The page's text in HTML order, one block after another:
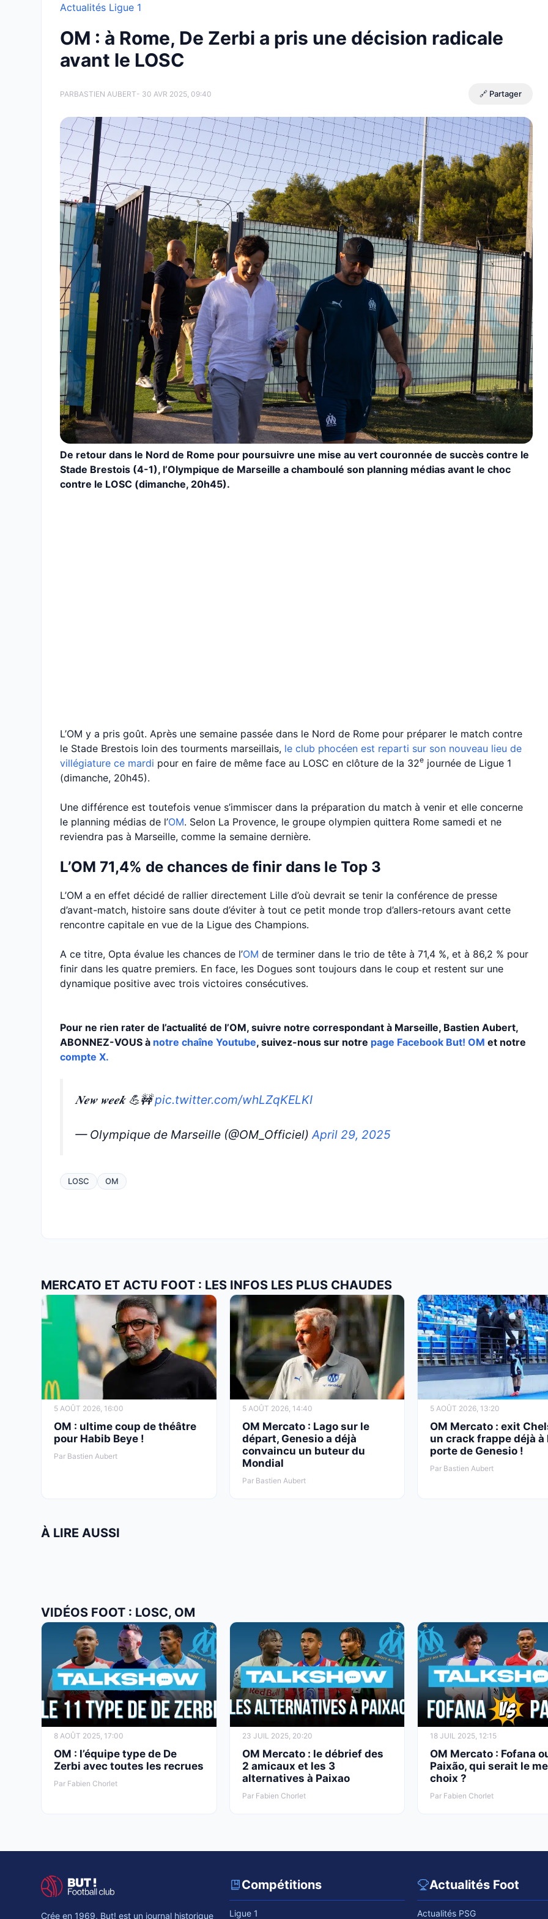
Actualités Ligue 1
OM : à Rome, De Zerbi a pris une décision radicale
avant le LOSC
PARBASTIEN AUBERT- 30 AVR 2025, 09:40 🔗 Partager
De retour dans le Nord de Rome pour poursuivre une mise au vert couronnée de succès contre le
Stade Brestois (4-1), l’Olympique de Marseille a chamboulé son planning médias avant le choc
contre le LOSC (dimanche, 20h45).
L’OM y a pris goût. Après une semaine passée dans le Nord de Rome pour préparer le match contre
le Stade Brestois loin des tourments marseillais, le club phocéen est reparti sur son nouveau lieu de
villégiature ce mardi pour en faire de même face au LOSC en clôture de la 32e journée de Ligue 1
(dimanche, 20h45).
Une différence est toutefois venue s’immiscer dans la préparation du match à venir et elle concerne
le planning médias de l’OM. Selon La Provence, le groupe olympien quittera Rome samedi et ne
reviendra pas à Marseille, comme la semaine dernière.
L’OM 71,4% de chances de finir dans le Top 3
L’OM a en effet décidé de rallier directement Lille d’où devrait se tenir la conférence de presse
d’avant-match, histoire sans doute d’éviter à tout ce petit monde trop d’allers-retours avant cette
rencontre capitale en vue de la Ligue des Champions.
A ce titre, Opta évalue les chances de l’OM de terminer dans le trio de tête à 71,4 %, et à 86,2 % pour
finir dans les quatre premiers. En face, les Dogues sont toujours dans le coup et restent sur une
dynamique positive avec trois victoires consécutives.
Pour ne rien rater de l’actualité de l’OM, suivre notre correspondant à Marseille, Bastien Aubert,
ABONNEZ-VOUS à notre chaîne Youtube, suivez-nous sur notre page Facebook But! OM et notre
compte X.
𝑵𝒆𝒘 𝒘𝒆𝒆𝒌 💪🚧pic.twitter.com/whLZqKELKI
— Olympique de Marseille (@OM_Officiel) April 29, 2025
LOSC OM
MERCATO ET ACTU FOOT : LES INFOS LES PLUS CHAUDES
5 AOÛT 2026, 16:00
OM : ultime coup de théâtre
pour Habib Beye !
Par Bastien Aubert
5 AOÛT 2026, 14:40
OM Mercato : Lago sur le
départ, Genesio a déjà
convaincu un buteur du
Mondial
Par Bastien Aubert
5 AOÛT 2026, 13:20
OM Mercato : exit
un crack frappe déjà à
porte de Genesio !
Par Bastien Aubert
À LIRE AUSSI
VIDÉOS FOOT : LOSC, OM
8 AOÛT 2025, 17:00
OM : l’équipe type de De
Zerbi avec toutes les recrues
Par Fabien Chorlet
23 JUIL 2025, 20:20
OM Mercato : le débrief des
2 amicaux et les 3
alternatives à Paixao
Par Fabien Chorlet
18 JUIL 2025, 12:15
OM Mercato : Fofana
Paixão, qui serait le
choix ?
Par Fabien Chorlet
Crée en 1969, But! est un journal historique
Compétitions
Ligue 1
Actualités Foot
Actualités PSG